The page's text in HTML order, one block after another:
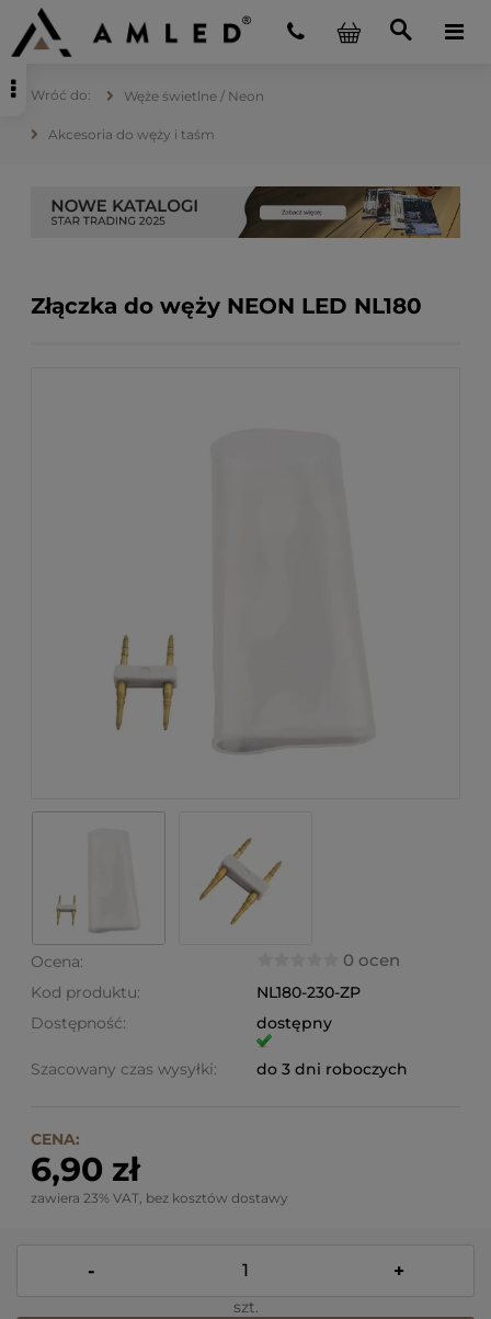
Węże świetlne / Neon
Akcesoria do węży i taśm
Złączka do węży NEON LED NL180
Ocena: 0 ocen
Kod produktu:
NL180-230-ZP
Dostępność:
dostępny
Szacowany czas wysyłki: do 3 dni roboczych
CENA:
6,90 zł
zawiera 23% VAT, bez kosztów dostawy
- +
szt.